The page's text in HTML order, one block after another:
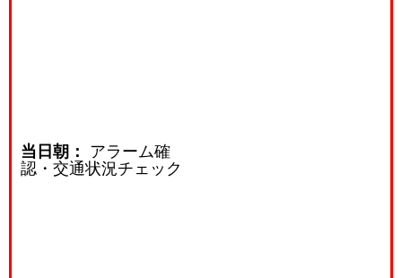
当日朝：
アラーム確
認・交通状況チェック